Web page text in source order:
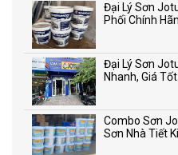
Đại Lý Sơn
Phối Chính
Đại Lý Sơn
Nhanh, Giá
Combo Sơn
Sơn Nhà Tiết